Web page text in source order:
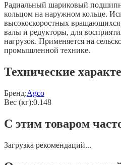
Радиальный шариковый
кольцом на наружном кольце.
высокоскоростных
валы и редукторы, для
нагрузок. Применяется на
промышленной технике.
Технические
Бренд:Agco
Вес (кг):0.148
С этим товаром
Загрузка рекомендаций...